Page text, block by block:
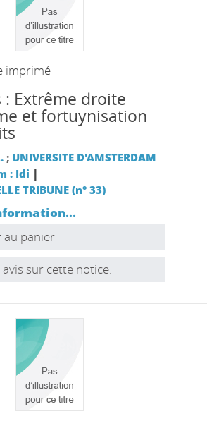
imprimé
: Extrême droite
et fortuynisation
; UNIVERSITE D'AMSTERDAM
: Idi |
TRIBUNE (n° 33)
au panier
sur cette notice.